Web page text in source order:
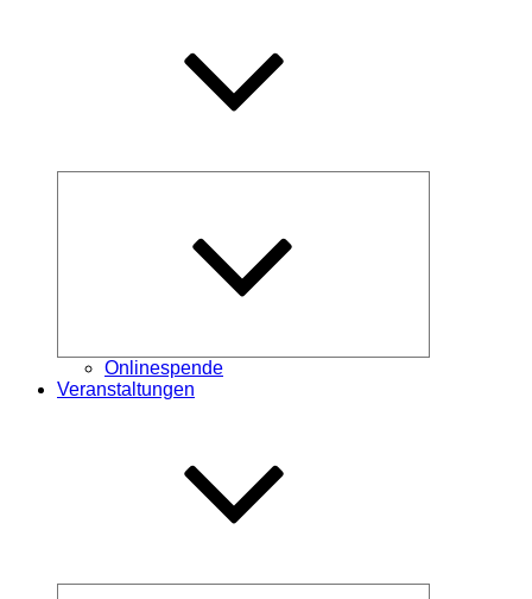
Onlinespende
Veranstaltungen